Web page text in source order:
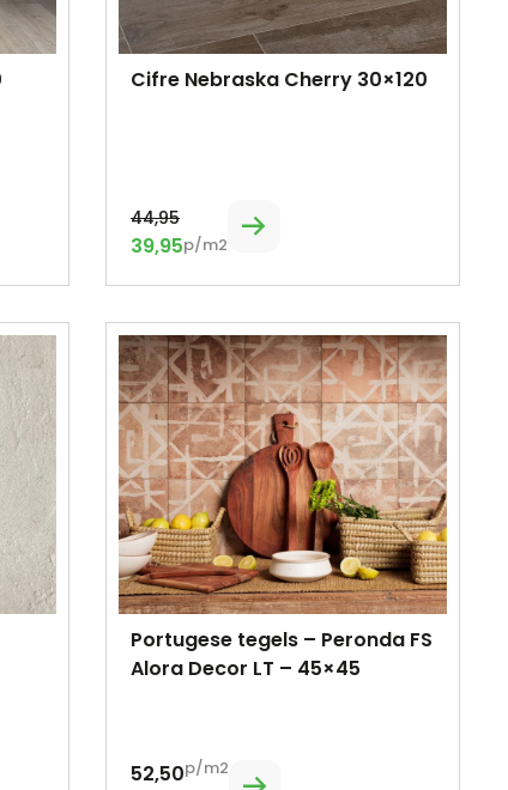
Cifre Nebraska Cherry 30×120
44,95
39,95p/m2
Portugese tegels – Peronda FS
Alora Decor LT – 45×45
52,50p/m2